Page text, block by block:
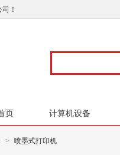
！
页 计算机设备
> 喷墨式打印机